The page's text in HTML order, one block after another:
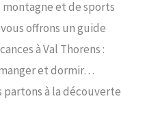
et de sports
offrons un guide
à Val Thorens :
et dormir…
à la découverte